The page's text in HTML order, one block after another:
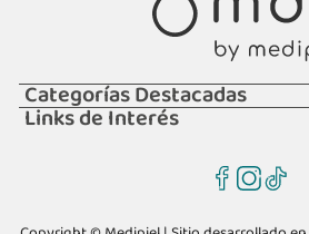
Categorías Destacadas
Links de Interés